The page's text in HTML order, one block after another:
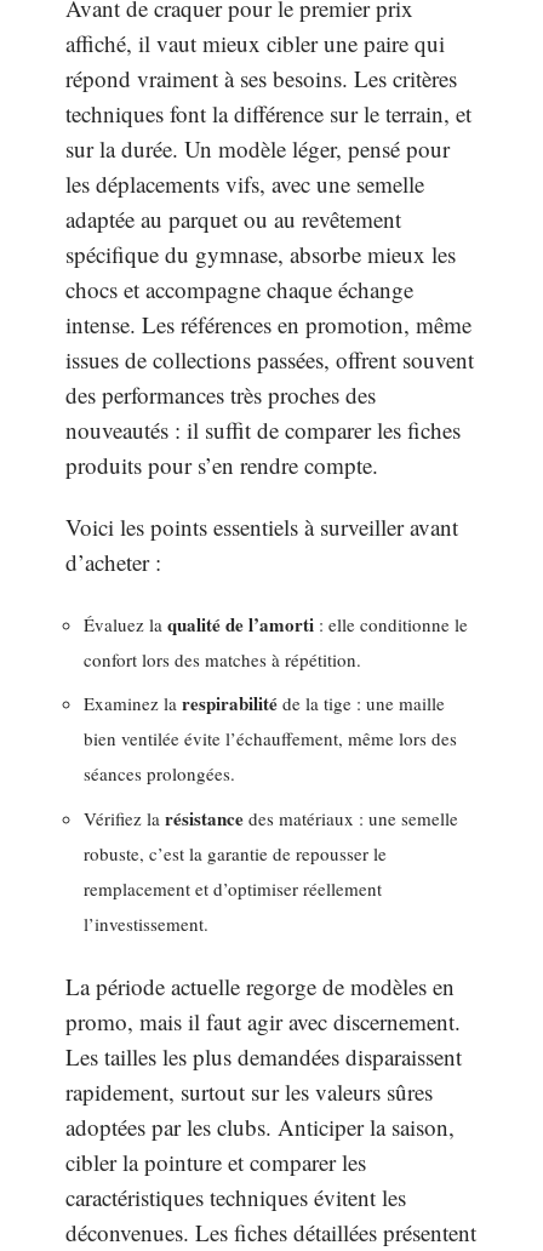
Avant de craquer pour le premier prix
affiché, il vaut mieux cibler une paire qui
répond vraiment à ses besoins. Les critères
techniques font la différence sur le terrain, et
sur la durée. Un modèle léger, pensé pour
les déplacements vifs, avec une semelle
adaptée au parquet ou au revêtement
spécifique du gymnase, absorbe mieux les
chocs et accompagne chaque échange
intense. Les références en promotion, même
issues de collections passées, offrent souvent
des performances très proches des
nouveautés : il suffit de comparer les fiches
produits pour s’en rendre compte.
Voici les points essentiels à surveiller avant
d’acheter :
Évaluez la qualité de l’amorti : elle conditionne le
confort lors des matches à répétition.
Examinez la respirabilité de la tige : une maille
bien ventilée évite l’échauffement, même lors des
séances prolongées.
Vérifiez la résistance des matériaux : une semelle
robuste, c’est la garantie de repousser le
remplacement et d’optimiser réellement
l’investissement.
La période actuelle regorge de modèles en
promo, mais il faut agir avec discernement.
Les tailles les plus demandées disparaissent
rapidement, surtout sur les valeurs sûres
adoptées par les clubs. Anticiper la saison,
cibler la pointure et comparer les
caractéristiques techniques évitent les
déconvenues. Les fiches détaillées présentent